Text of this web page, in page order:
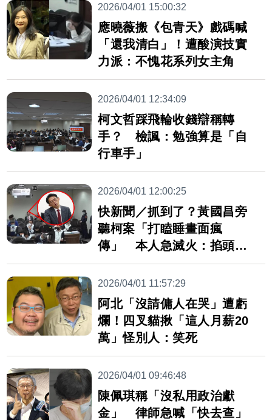
2026/04/01 15:00:32
應曉薇搬《包青天》戲碼喊
「還我清白」！遭酸演技實
力派：不愧花系列女主角
2026/04/01 12:34:09
柯文哲踩飛輪收錢辯稱轉
手？ 檢諷：勉強算是「自
行車手」
2026/04/01 12:00:25
快新聞／抓到了？黃國昌旁
聽柯案「打瞌睡畫面瘋
傳」 本人急滅火：掐頭去
尾
2026/04/01 11:57:29
阿北「沒請傭人在哭」遭虧
爛！四叉貓揪「這人月薪20
萬」怪別人：笑死
2026/04/01 09:46:48
陳佩琪稱「沒私用政治獻
金」 律師急喊「快去查」